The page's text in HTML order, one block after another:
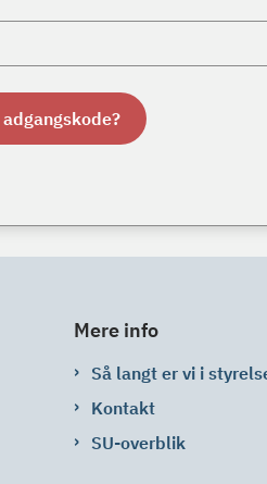
Mere info
Så langt er vi i
Kontakt
SU-overblik